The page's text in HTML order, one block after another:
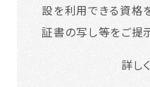
設を利用できる資格
証書の写し等をご提
詳し